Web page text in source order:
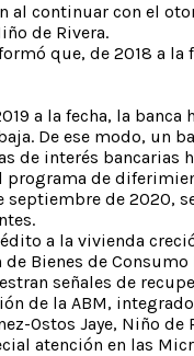
al continuar con el
de Rivera.
que, de 2018 a
a la fecha, la
De ese modo, un
de interés
de
septiembre de 2020,
a la vivienda
Bienes de
señales de
de la ABM,
Ostos Jaye, Niño
atención en las